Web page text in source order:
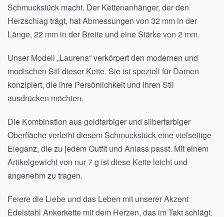
Schmuckstück macht. Der Kettenanhänger, der den
Herzschlag trägt, hat Abmessungen von 32 mm in der
Länge, 22 mm in der Breite und eine Stärke von 2 mm.
Unser Modell „Laurena“ verkörpert den modernen und
modischen Stil dieser Kette. Sie ist speziell für Damen
konzipiert, die ihre Persönlichkeit und ihren Stil
ausdrücken möchten.
Die Kombination aus goldfarbiger und silberfarbiger
Oberfläche verleiht diesem Schmuckstück eine vielseitige
Eleganz, die zu jedem Outfit und Anlass passt. Mit einem
Artikelgewicht von nur 7 g ist diese Kette leicht und
angenehm zu tragen.
Feiere die Liebe und das Leben mit unserer Akzent
Edelstahl Ankerkette mit dem Herzen, das im Takt schlägt.